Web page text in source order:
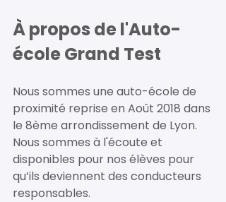
À propos de l'Auto-
école Grand Test
Nous sommes une auto-école de
proximité reprise en Août 2018 dans
le 8ème arrondissement de Lyon.
Nous sommes à l'écoute et
disponibles pour nos élèves pour
qu’ils deviennent des conducteurs
responsables.